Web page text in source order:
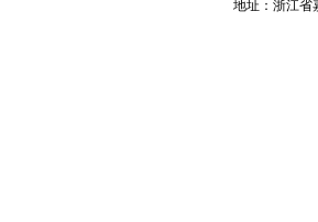
地址：浙江省